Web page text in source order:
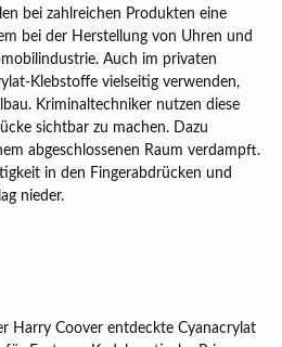
bei zahlreichen Produkten eine
bei der Herstellung von Uhren und
Auch im privaten
Klebstoffe vielseitig verwenden,
Kriminaltechniker nutzen diese
sichtbar zu machen. Dazu
abgeschlossenen Raum verdampft.
in den Fingerabdrücken und
nieder.
Harry Coover entdeckte Cyanacrylat